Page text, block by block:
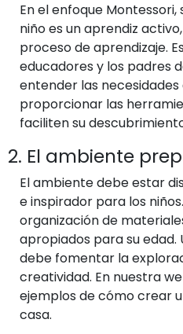
En el enfoque
niño es un aprendiz
proceso de aprendizaje.
educadores y los padres
entender las
proporcionar las
faciliten su
2. El ambiente
El ambiente debe estar
e inspirador para los
organización de
apropiados para su
debe fomentar la
creatividad. En nuestra
ejemplos de cómo crear
casa.